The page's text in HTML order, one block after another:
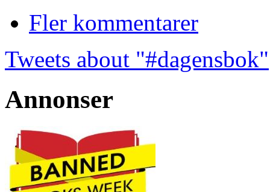
Fler kommentarer
Tweets about "#dagensbok"
Annonser